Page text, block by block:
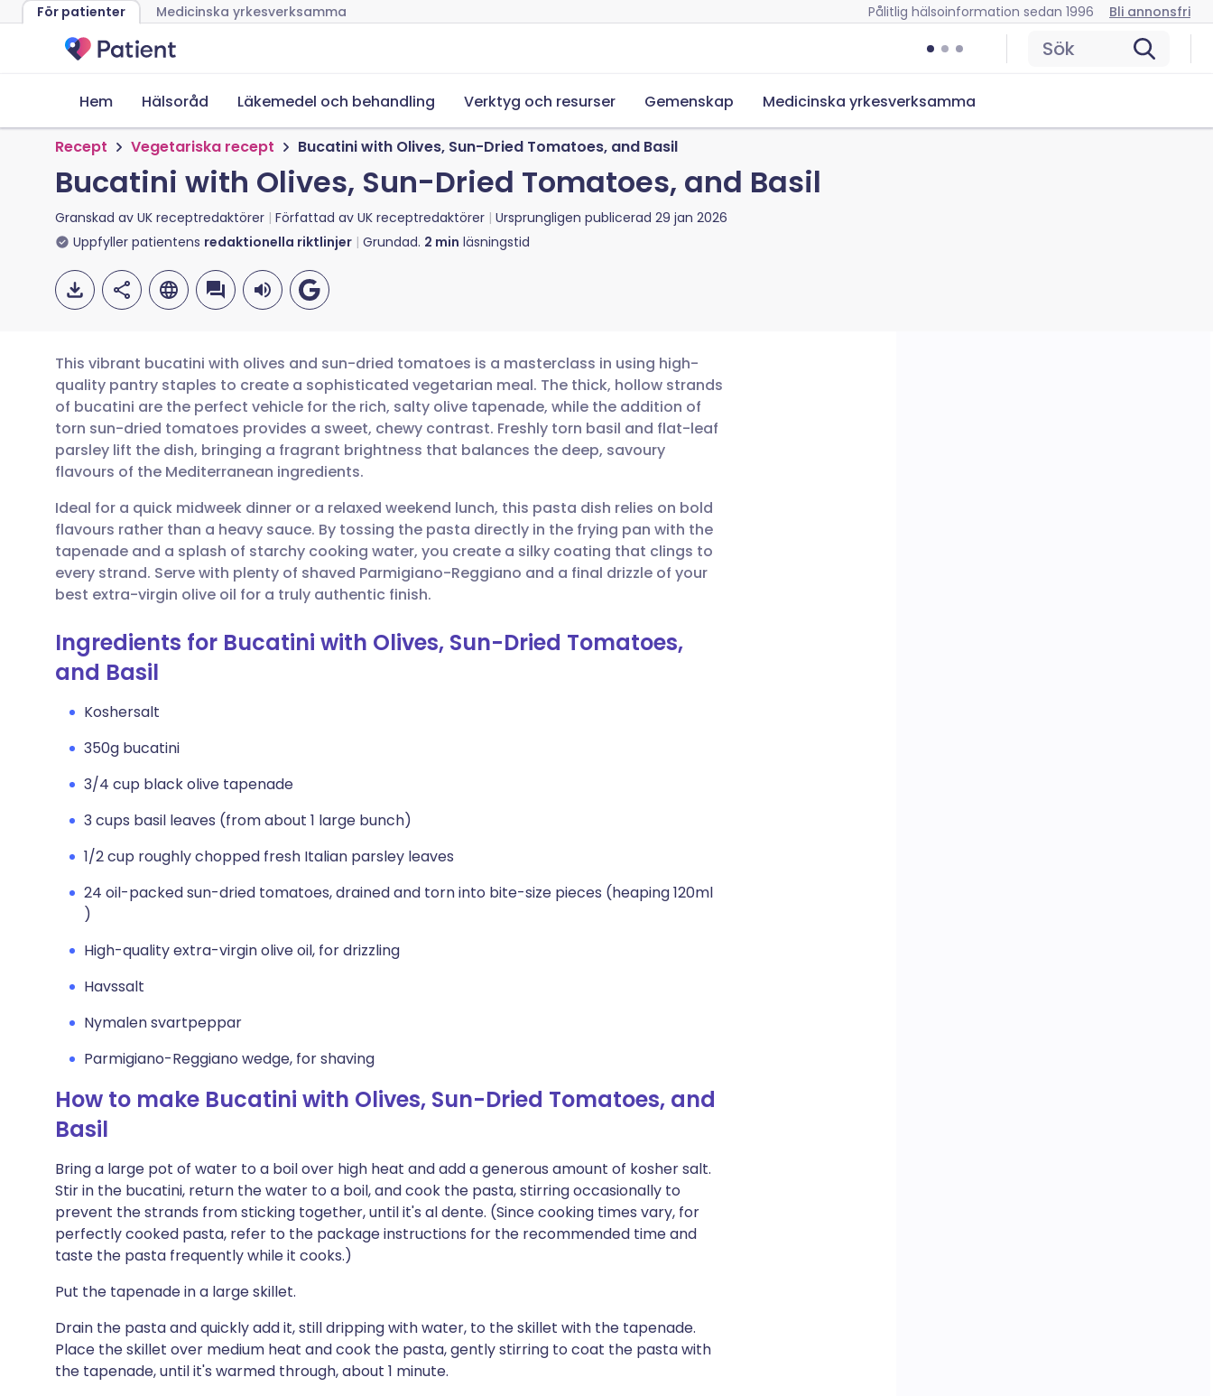
För patienter Medicinska yrkesverksamma Pålitlig hälsoinformation sedan 1996 Bli annonsfri
Sök
Hem Hälsoråd Läkemedel och behandling Verktyg och resurser Gemenskap Medicinska yrkesverksamma
Recept Vegetariska recept Bucatini with Olives, Sun-Dried Tomatoes, and Basil
Bucatini with Olives, Sun-Dried Tomatoes, and Basil
Granskad av UK receptredaktörer Författad av UK receptredaktörer Ursprungligen publicerad 29 jan 2026
Uppfyller patientens redaktionella riktlinjer Grundad. 2 min läsningstid
Dela via e-post
Dela via Facebook
Dela via LinkedIn
Dela via X
🇬🇧 English 🇩🇪 Deutsch
🇪🇸 Español 🇫🇷 Français
🇮🇹 Italiano 🇵🇹 Português
🇮🇳 हिन्दी 🇮🇱 עברית
This vibrant bucatini with olives and sun-dried tomatoes is a masterclass in using high-
quality pantry staples to create a sophisticated vegetarian meal. The thick, hollow strands
of bucatini are the perfect vehicle for the rich, salty olive tapenade, while the addition of
torn sun-dried tomatoes provides a sweet, chewy contrast. Freshly torn basil and flat-leaf
parsley lift the dish, bringing a fragrant brightness that balances the deep, savoury
flavours of the Mediterranean ingredients.
Ideal for a quick midweek dinner or a relaxed weekend lunch, this pasta dish relies on bold
flavours rather than a heavy sauce. By tossing the pasta directly in the frying pan with the
tapenade and a splash of starchy cooking water, you create a silky coating that clings to
every strand. Serve with plenty of shaved Parmigiano-Reggiano and a final drizzle of your
best extra-virgin olive oil for a truly authentic finish.
Ingredients for Bucatini with Olives, Sun-Dried Tomatoes,
and Basil
Koshersalt
350g bucatini
3/4 cup black olive tapenade
3 cups basil leaves (from about 1 large bunch)
1/2 cup roughly chopped fresh Italian parsley leaves
24 oil-packed sun-dried tomatoes, drained and torn into bite-size pieces (heaping 120ml
)
High-quality extra-virgin olive oil, for drizzling
Havssalt
Nymalen svartpeppar
Parmigiano-Reggiano wedge, for shaving
How to make Bucatini with Olives, Sun-Dried Tomatoes, and
Basil
Bring a large pot of water to a boil over high heat and add a generous amount of kosher salt.
Stir in the bucatini, return the water to a boil, and cook the pasta, stirring occasionally to
prevent the strands from sticking together, until it's al dente. (Since cooking times vary, for
perfectly cooked pasta, refer to the package instructions for the recommended time and
taste the pasta frequently while it cooks.)
Put the tapenade in a large skillet.
Drain the pasta and quickly add it, still dripping with water, to the skillet with the tapenade.
Place the skillet over medium heat and cook the pasta, gently stirring to coat the pasta with
the tapenade, until it's warmed through, about 1 minute.